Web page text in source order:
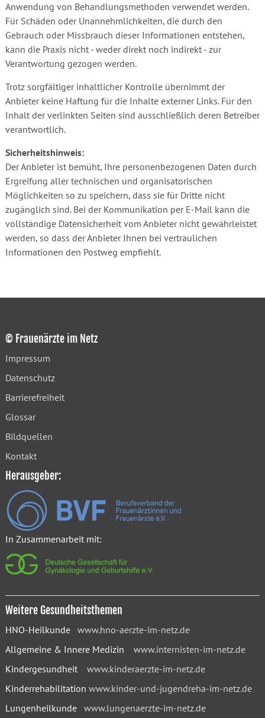
Anwendung von Behandlungsmethoden verwendet werden.
Für Schäden oder Unannehmlichkeiten, die durch den
Gebrauch oder Missbrauch dieser Informationen entstehen,
kann die Praxis nicht - weder direkt noch indirekt - zur
Verantwortung gezogen werden.
Trotz sorgfältiger inhaltlicher Kontrolle übernimmt der
Anbieter keine Haftung für die Inhalte externer Links. Für den
Inhalt der verlinkten Seiten sind ausschließlich deren Betreiber
verantwortlich.
Sicherheitshinweis:
Der Anbieter ist bemüht, Ihre personenbezogenen Daten durch
Ergreifung aller technischen und organisatorischen
Möglichkeiten so zu speichern, dass sie für Dritte nicht
zugänglich sind. Bei der Kommunikation per E-Mail kann die
vollständige Datensicherheit vom Anbieter nicht gewährleistet
werden, so dass der Anbieter Ihnen bei vertraulichen
Informationen den Postweg empfiehlt.
© Frauenärzte im Netz
Impressum
Datenschutz
Barrierefreiheit
Glossar
Bildquellen
Kontakt
Herausgeber:
In Zusammenarbeit mit:
Weitere Gesundheitsthemen
HNO-Heilkunde www.hno-aerzte-im-netz.de
Allgemeine & Innere Medizin www.internisten-im-netz.de
Kindergesundheit www.kinderaerzte-im-netz.de
Kinderrehabilitation www.kinder-und-jugendreha-im-netz.de
Lungenheilkunde www.lungenaerzte-im-netz.de